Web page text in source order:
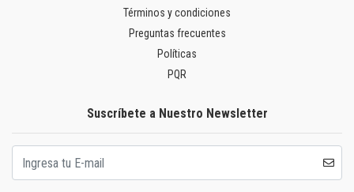
Términos y condiciones
Preguntas frecuentes
Políticas
PQR
Suscríbete a Nuestro Newsletter